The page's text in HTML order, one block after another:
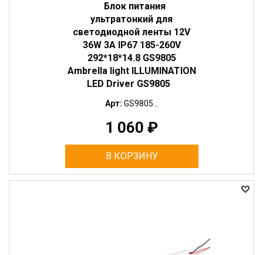
Блок питания
ультратонкий для
светодиодной ленты 12V
36W 3A IP67 185-260V
292*18*14.8 GS9805
Ambrella light ILLUMINATION
LED Driver GS9805
Арт: GS9805...
1 060 ₽
В КОРЗИНУ